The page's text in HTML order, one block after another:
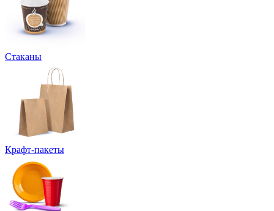
Стаканы
Крафт-пакеты